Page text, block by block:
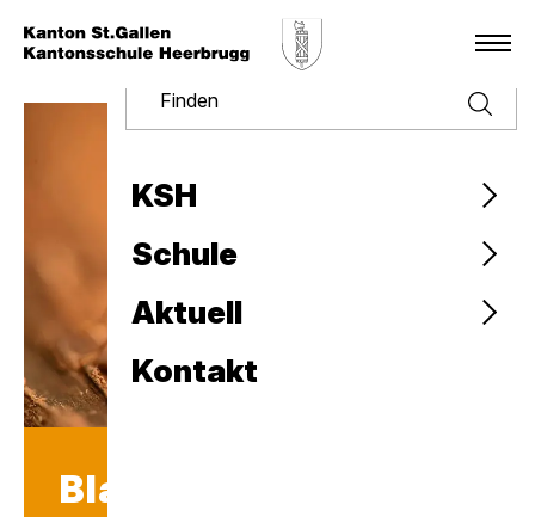
Blattschneiderameisen
KSH
Schule
Aktuell
Kontakt